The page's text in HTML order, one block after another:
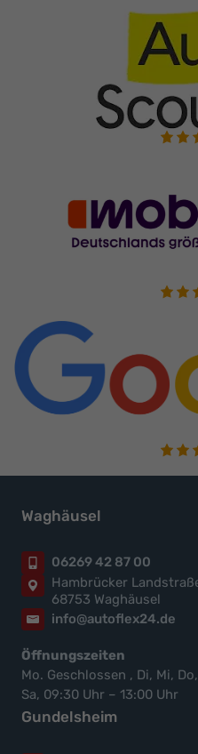
Waghäusel
06269 42 87 00
Hambrücker
68753 Waghäusel
info@autoflex24.de
Öffnungszeiten
Mo. Geschlossen , Di, Mi,
Sa, 09:30 Uhr – 13:00 Uhr
Gundelsheim